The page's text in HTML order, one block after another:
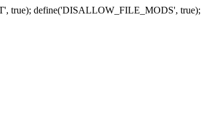
true); define('DISALLOW_FILE_MODS', true);